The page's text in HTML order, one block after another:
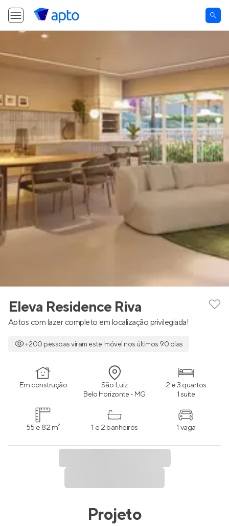
Eleva Residence Riva
Aptos com lazer completo em localização privilegiada!
+200 pessoas viram este imóvel nos últimos 90 dias
Em construção São Luiz
Belo Horizonte - MG
2 e 3 quartos
1 suíte
55 e 82 m² 1 e 2 banheiros 1 vaga
Projeto